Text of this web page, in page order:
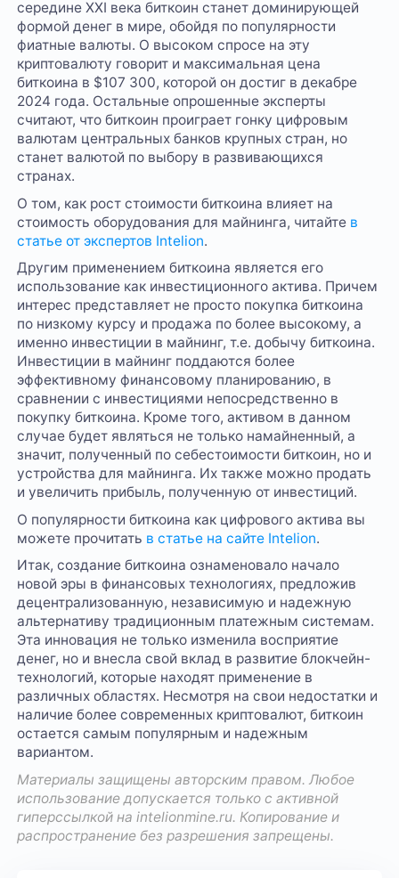
середине XXI века биткоин станет доминирующей
формой денег в мире, обойдя по популярности
фиатные валюты. О высоком спросе на эту
криптовалюту говорит и максимальная цена
биткоина в $107 300, которой он достиг в декабре
2024 года. Остальные опрошенные эксперты
считают, что биткоин проиграет гонку цифровым
валютам центральных банков крупных стран, но
станет валютой по выбору в развивающихся
странах.
О том, как рост стоимости биткоина влияет на
стоимость оборудования для майнинга, читайте в
статье от экспертов Intelion.
Другим применением биткоина является его
использование как инвестиционного актива. Причем
интерес представляет не просто покупка биткоина
по низкому курсу и продажа по более высокому, а
именно инвестиции в майнинг, т.е. добычу биткоина.
Инвестиции в майнинг поддаются более
эффективному финансовому планированию, в
сравнении с инвестициями непосредственно в
покупку биткоина. Кроме того, активом в данном
случае будет являться не только намайненный, а
значит, полученный по себестоимости биткоин, но и
устройства для майнинга. Их также можно продать
и увеличить прибыль, полученную от инвестиций.
О популярности биткоина как цифрового актива вы
можете прочитать в статье на сайте Intelion.
Итак, создание биткоина ознаменовало начало
новой эры в финансовых технологиях, предложив
децентрализованную, независимую и надежную
альтернативу традиционным платежным системам.
Эта инновация не только изменила восприятие
денег, но и внесла свой вклад в развитие блокчейн-
технологий, которые находят применение в
различных областях. Несмотря на свои недостатки и
наличие более современных криптовалют, биткоин
остается самым популярным и надежным
вариантом.
Материалы защищены авторским правом. Любое
использование допускается только с активной
гиперссылкой наintelionmine.ru. Копирование и
распространение без разрешения запрещены.